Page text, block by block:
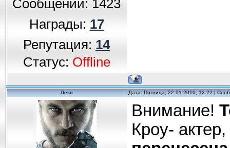
Сообщений:1423
Награды:17
Репутация:14
Статус:Offline
Лекс Дата: Пятница, 22.01.2010, 12:22 |
Внимание!
Кроу-